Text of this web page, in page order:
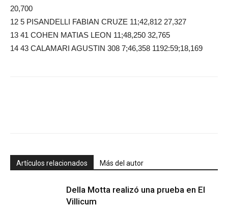
20,700
12 5 PISANDELLI FABIAN CRUZE 11;42,812 27,327
13 41 COHEN MATIAS LEON 11;48,250 32,765
14 43 CALAMARI AGUSTIN 308 7;46,358 1192:59;18,169
Artículos relacionados Más del autor
Della Motta realizó una prueba en El
Villicum